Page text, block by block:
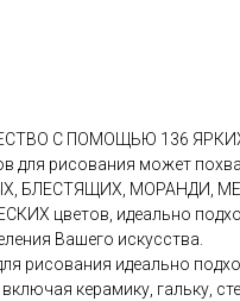
С ПОМОЩЬЮ 136
для рисования может
БЛЕСТЯЩИХ, МОРАНДИ,
цветов, идеально
Вашего искусства.
рисования идеально
керамику, гальку,